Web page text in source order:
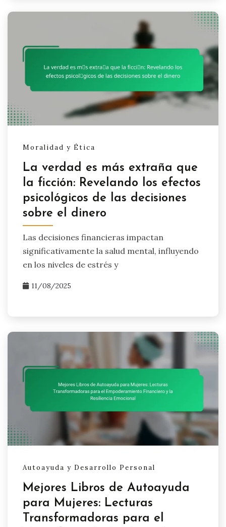
Moralidad y Ética
La verdad es más extraña que
la ficción: Revelando los efectos
psicológicos de las decisiones
sobre el dinero
Las decisiones financieras impactan
significativamente la salud mental, influyendo
en los niveles de estrés y
11/08/2025
Autoayuda y Desarrollo Personal
Mejores Libros de Autoayuda
para Mujeres: Lecturas
Transformadoras para el